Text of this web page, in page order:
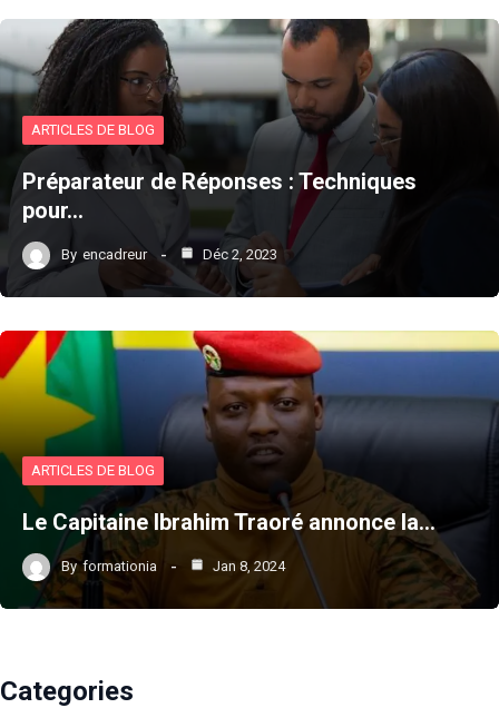
ARTICLES DE BLOG
Préparateur de Réponses : Techniques
pour…
By encadreur Déc 2, 2023
ARTICLES DE BLOG
Le Capitaine Ibrahim Traoré annonce la…
By formationia Jan 8, 2024
Categories